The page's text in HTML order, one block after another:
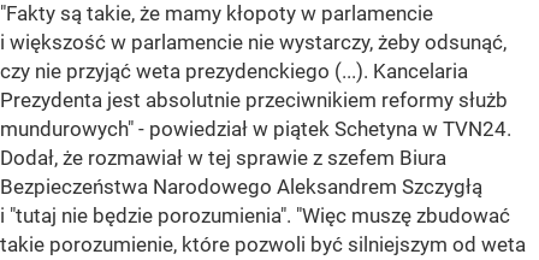
"Fakty są takie, że mamy kłopoty w parlamencie
i większość w parlamencie nie wystarczy, żeby odsunąć,
czy nie przyjąć weta prezydenckiego (...). Kancelaria
Prezydenta jest absolutnie przeciwnikiem reformy służb
mundurowych" - powiedział w piątek Schetyna w TVN24.
Dodał, że rozmawiał w tej sprawie z szefem Biura
Bezpieczeństwa Narodowego Aleksandrem Szczygłą
i "tutaj nie będzie porozumienia". "Więc muszę zbudować
takie porozumienie, które pozwoli być silniejszym od weta